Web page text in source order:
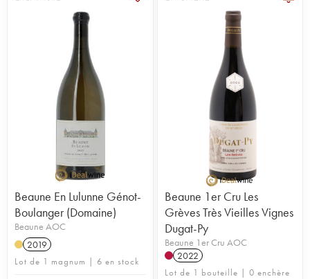
Beaune En Lulunne Génot-
Boulanger (Domaine)
Beaune AOC
2019
Lot de 1 magnum | 6 en stock
Beaune 1er Cru Les
Grèves Très Vieilles Vignes
Dugat-Py
Beaune 1er Cru AOC
2022
Lot de 1 bouteille | 0 enchère